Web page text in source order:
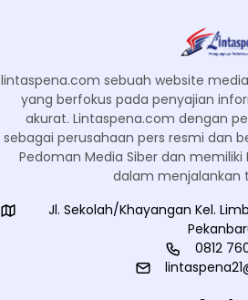
lintaspena.com sebuah website
yang berfokus pada penyajian
akurat. Lintaspena.com dengan
sebagai perusahaan pers resmi dan
Pedoman Media Siber dan memiliki
dalam menjalankan
Jl. Sekolah/Khayangan Kel.
0812